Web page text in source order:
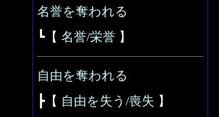
名誉を奪われる
┗【 名誉/栄誉 】
自由を奪われる
┣【 自由を失う/喪失 】